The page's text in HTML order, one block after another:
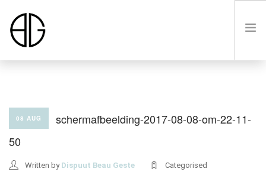
OVER
08 AUG
schermafbeelding-2017-08-08-om-22-11-
50
Written by Dispuut Beau Geste Categorised